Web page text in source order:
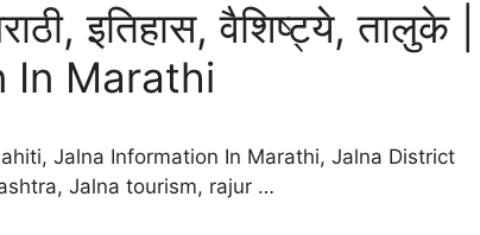
इतिहास, वैशिष्ट्ये, तालुके |
In Marathi
Jalna Information In Marathi, Jalna District
Jalna tourism, rajur …